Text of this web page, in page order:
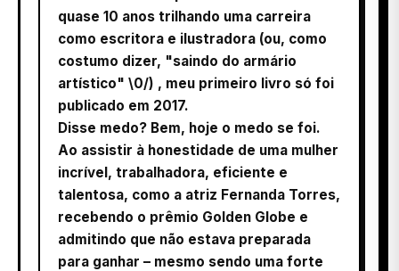
quase 10 anos trilhando uma carreira
como escritora e ilustradora (ou, como
costumo dizer, "saindo do armário
artístico" \0/) , meu primeiro livro só foi
publicado em 2017.
Disse medo? Bem, hoje o medo se foi.
Ao assistir à honestidade de uma mulher
incrível, trabalhadora, eficiente e
talentosa, como a atriz Fernanda Torres,
recebendo o prêmio Golden Globe e
admitindo que não estava preparada
para ganhar – mesmo sendo uma forte